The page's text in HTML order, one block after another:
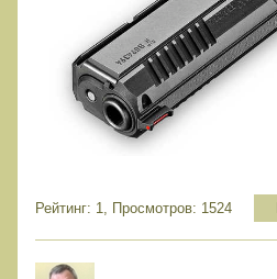
Рейтинг: 1, Просмотров: 1524